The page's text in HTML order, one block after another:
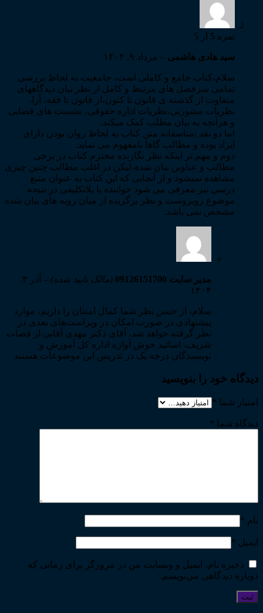
نمره 5 از 5
سید هادی هاشمی – مرداد ۹, ۱۴۰۴
سلام،کتاب جامع و کاملی است، جامعیت به لحاظ بررسی
تمامی سرفصل های مرتبط و کامل از نظر بیان دیدگاههای
متفاوت از گذشته ی قانون تا کنون،از قانون تا فقه، آرا،
نظریات مشورتی،نظریات اداره حقوقی، نشست های قضایی
و هرآنچه به بیان مطلب کمک میکند.
اما دو نقد :متاسفانه متن کتاب به لحاظ روان بودن دارای
ایراد بوده و مطالب گاها نامفهوم می نماید.
دوم و مهم تر اینکه نظر نگارنده محترم کتاب در برخی
مطالب و عناوین بیان شده،لیکن در اغلب مطالب چنین چیزی
مشاهده نمیشود و از آنجایی که این کتاب به عنوان منبع
درسی نیز معرفی می شود خواننده با بلاتکلیفی در نتیجه
موضوع روبروست و نظر برگزیده از میان رویه های بیان شده
مشخص نمی باشد.
مدیر سایت 09126151700 (مالک تایید شده) –
آذر ۳,
۱۴۰۴
سلام، از حسن نظر شما کمال امتنان را داریم، موارد
پیشنهادی در صورت امکان در ویراست‌های بعدی در
نظر گرفته خواهد شد، آقای دکتر مهدی آقایی از قضات
شریف، اساتید خوش آوازه اداره کل آموزش و
نویسندگان درجه یک در تدریس این موضوعات هستند
دیدگاه خود را بنویسید
امتیاز شما *
دیدگاه شما *
نام *
ایمیل *
ذخیره نام، ایمیل و وبسایت من در مرورگر برای زمانی که
دوباره دیدگاهی می‌نویسم.